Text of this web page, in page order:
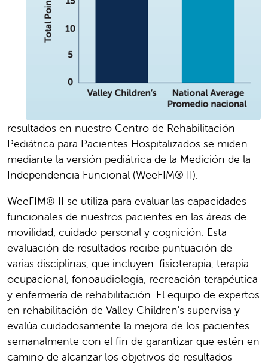
resultados en nuestro Centro de Rehabilitación
Pediátrica para Pacientes Hospitalizados se miden
mediante la versión pediátrica de la Medición de la
Independencia Funcional (WeeFIM® II).
WeeFIM® II se utiliza para evaluar las capacidades
funcionales de nuestros pacientes en las áreas de
movilidad, cuidado personal y cognición. Esta
evaluación de resultados recibe puntuación de
varias disciplinas, que incluyen: fisioterapia, terapia
ocupacional, fonoaudiología, recreación terapéutica
y enfermería de rehabilitación. El equipo de expertos
en rehabilitación de Valley Children's supervisa y
evalúa cuidadosamente la mejora de los pacientes
semanalmente con el fin de garantizar que estén en
camino de alcanzar los objetivos de resultados